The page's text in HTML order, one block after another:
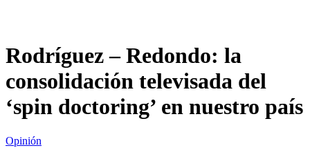
Rodríguez – Redondo: la
consolidación televisada del
‘spin doctoring’ en nuestro país
Opinión